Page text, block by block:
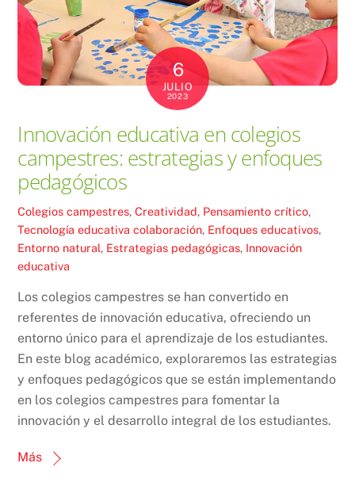
6
JULIO
2023
Innovación educativa en colegios
campestres: estrategias y enfoques
pedagógicos
Colegios campestres,Creatividad, Pensamiento crítico,
Tecnología educativa colaboración, Enfoques educativos,
Entorno natural, Estrategias pedagógicas, Innovación
educativa
Los colegios campestres se han convertido en
referentes de innovación educativa, ofreciendo un
entorno único para el aprendizaje de los estudiantes.
En este blog académico, exploraremos las estrategias
y enfoques pedagógicos que se están implementando
en los colegios campestres para fomentar la
innovación y el desarrollo integral de los estudiantes.
Más